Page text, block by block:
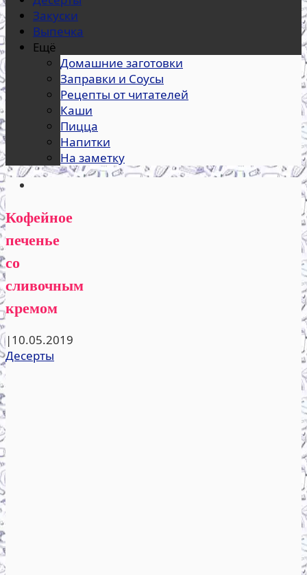
Закуски
Выпечка
Ещё
Домашние заготовки
Заправки и Соусы
Рецепты от читателей
Каши
Пицца
Напитки
На заметку
Кофейное
печенье
со
сливочным
кремом
|10.05.2019
Десерты